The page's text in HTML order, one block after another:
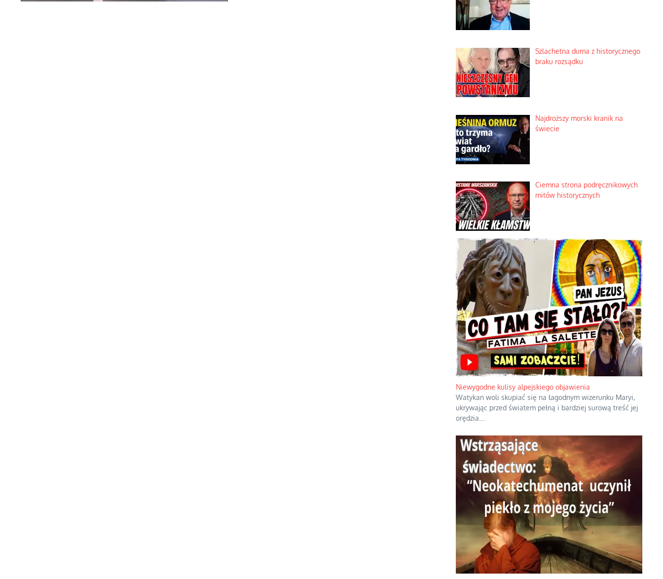
Szlachetna duma z historycznego
braku rozsądku
Najdroższy morski kranik na
świecie
Ciemna strona podręcznikowych
mitów historycznych
Niewygodne kulisy alpejskiego objawienia
Watykan woli skupiać się na łagodnym wizerunku Maryi,
ukrywając przed światem pełną i bardziej surową treść jej
orędzia.